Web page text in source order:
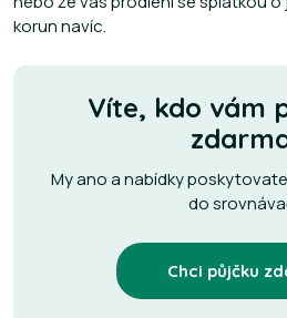
korun navíc.
Víte, kdo vám
My ano a nabídky
do
Chci půjčku